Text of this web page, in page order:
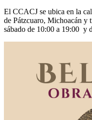
El CCACJ se ubica en la
de Pátzcuaro, Michoacán y
sábado de 10:00 a 19:00 y